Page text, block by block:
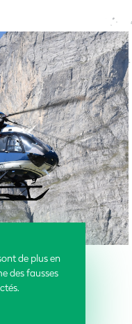
de plus en
des fausses